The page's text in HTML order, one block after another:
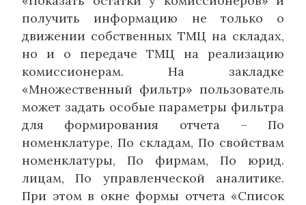
получить информацию не только о
движении собственных ТМЦ на складах,
но и о передаче ТМЦ на реализацию
комиссионерам. На закладке
«Множественный фильтр» пользователь
может задать особые параметры фильтра
для формирования отчета – По
номенклатуре, По складам, По свойствам
номенклатуры, По фирмам, По юрид.
лицам, По управленческой аналитике.
При этом в окне формы отчета «Список